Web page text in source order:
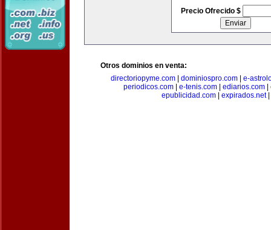
Precio Ofrecido $
Otros dominios en venta:
directoriopyme.com| dominiospro.com| e-
periodicos.com| e-tenis.com| ediarios.com|
epublicidad.com
expirados.net|